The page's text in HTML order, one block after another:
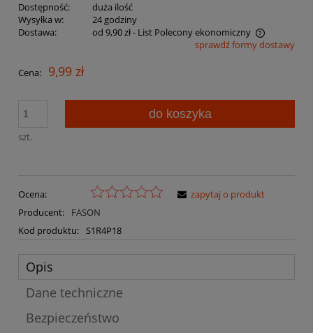
Dostępność:
duża ilość
Wysyłka w:
24 godziny
Dostawa:
od 9,90 zł- List Polecony ekonomiczny
Cena nie zawiera ewentualnych kosztów płatnościsprawdź formy dostawy
Cena: 9,99 zł
szt.
do koszyka
Ocena:
Producent:
FASON
Kod produktu: S1R4P18
zapytaj o produkt
Opis
Dane techniczne
Bezpieczeństwo